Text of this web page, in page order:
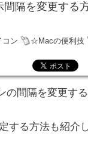
間隔を変更する
ン ☆Macの便利技
の間隔を変更す
する方法も紹介